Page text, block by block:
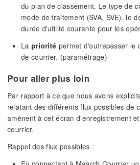
du plan de classement. Le type de
mode de traitement (SVA, SVE), le
durée d'utilité courante pour les
La priorité permet d'outrepasser le
de courrier. (paramétrage)
Pour aller plus loin
Par rapport à ce que nous avons
relatant des différents flux possibles de
amènent à cet écran d'enregistrement
courrier.
Rappel des flux possibles :